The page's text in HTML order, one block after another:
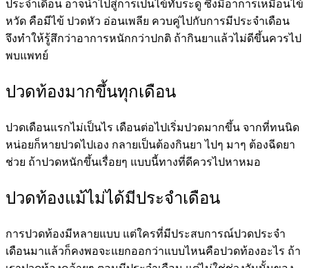
ประจำเดือน อาจนำไปสู่การเป็นไข้ทับระดู ซึ่งมีอาการเหมือนไข้
หวัด คือมีไข้ ปวดหัว อ่อนเพลีย ควบคู่ไปกับการมีประจำเดือน
จึงทำให้รู้สึกว่าอาการหนักกว่าปกติ ถ้ากินยาแล้วไม่ดีขึ้นควรไป
พบแพทย์
ปวดท้องมากขึ้นทุกเดือน
ปวดเดือนแรกไม่เป็นไร เดือนต่อไปเริ่มปวดมากขึ้น จากที่ทนนิด
หน่อยก็หายปวดไปเอง กลายเป็นต้องกินยา ไปๆ มาๆ ต้องฉีดยา
ช่วย ถ้าปวดหนักขึ้นเรื่อยๆ แบบนี้ทางที่ดีควรไปหาหมอ
ปวดท้องแม้ไม่ได้มีประจำเดือน
การปวดท้องมีหลายแบบ แต่ใครที่มีประสบการณ์ปวดประจำ
เดือนมาแล้วก็คงพอจะแยกออกว่าแบบไหนคือปวดท้องอะไร ถ้า